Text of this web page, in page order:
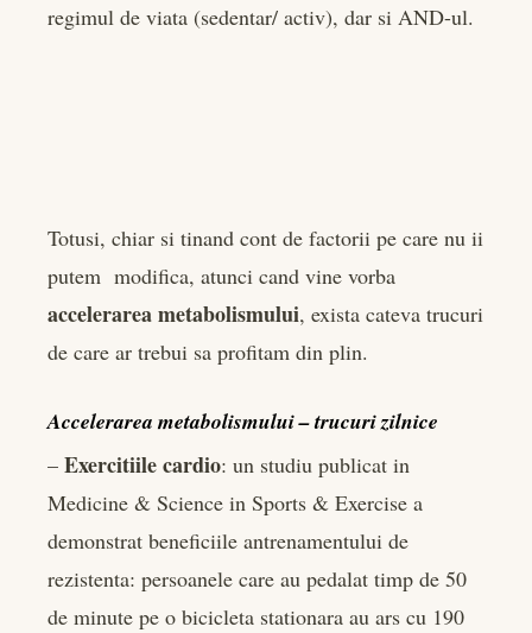
regimul de viata (sedentar/ activ), dar si AND-ul.
Totusi, chiar si tinand cont de factorii pe care nu ii
putem modifica, atunci cand vine vorba
accelerarea metabolismului, exista cateva trucuri
de care ar trebui sa profitam din plin.
Accelerarea metabolismului – trucuri zilnice
– Exercitiile cardio: un studiu publicat in
Medicine & Science in Sports & Exercise a
demonstrat beneficiile antrenamentului de
rezistenta: persoanele care au pedalat timp de 50
de minute pe o bicicleta stationara au ars cu 190